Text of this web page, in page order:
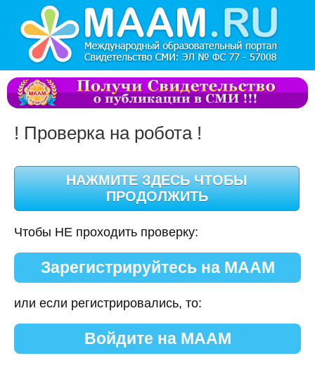
! Проверка на робота !
Чтобы НЕ проходить проверку:
Зарегистрируйтесь на МААМ
или если регистрировались, то:
Войдите на МААМ